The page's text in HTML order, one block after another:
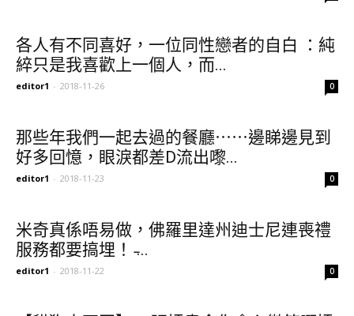
各人有不同喜好，一位同性戀者的自白 ：純
綷只是我喜歡上一個人，而...
editor1 - 2018-11-26 0
那些年我們一起去過的餐廳⋯⋯邊睇邊見到
好多回憶，眼淚都差D流出嚟...
editor1 - 2018-11-23 0
米奇真係唔易做，佛羅里達州迪士尼連喪禮
服務都要搞埋！ ̵...
editor1 - 2018-11-22 0